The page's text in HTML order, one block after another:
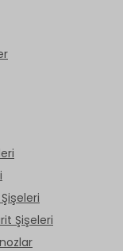
Şişeleri